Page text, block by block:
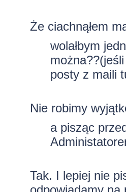
Że ciachnąłem
wolałbym
posty z maili
Nie robimy
a pisząc
Tak. I lepiej nie